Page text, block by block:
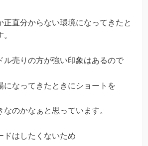
正直分からない環境になってきたと
ル売りの方が強い印象はあるので
になってきたときにショートを
のかなぁと思っています。
ドはしたくないため